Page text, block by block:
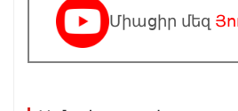
Միացիր մեզ